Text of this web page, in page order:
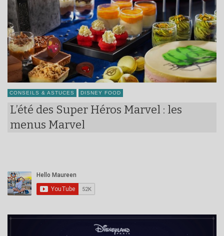
CONSEILS & ASTUCES DISNEY FOOD
L’été des Super Héros Marvel : les
menus Marvel